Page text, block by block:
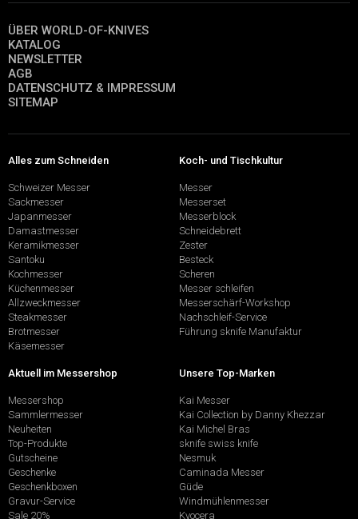
ÜBER WORLD-OF-KNIVES
KATALOG
NEWSLETTER
AGB
DATENSCHUTZ & IMPRESSUM
SITEMAP
Alles zum Schneiden
Schweizer Messer
Sackmesser
Japanmesser
Damastmesser
Keramikmesser
Santoku
Kochmesser
Küchenmesser
Allzweckmesser
Steakmesser
Brotmesser
Käsemesser
Koch- und Tischkultur
Messer
Messerset
Messerblock
Schneidebrett
Zester
Besteck
Scheren
Messer schleifen
Messerschärf-Workshop
Nachschleif-Service
Führung sknife Manufaktur
Aktuell im Messershop
Messershop
Sammlermesser
Neuheiten
Top-Produkte
Gutscheine
Geschenke
Geschenkboxen
Gravur-Service
Sale 20%
Unsere Top-Marken
Kai Messer
Kai Collection by Danny Khezzar
Kai Michel Bras
sknife swiss knife
Nesmuk
Caminada Messer
Güde
Windmühlenmesser
Kyocera